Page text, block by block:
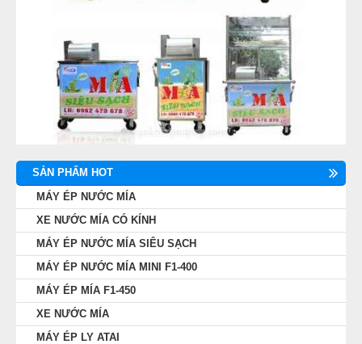
SẢN PHẨM HOT
MÁY ÉP NƯỚC MÍA
XE NƯỚC MÍA CÓ KÍNH
MÁY ÉP NƯỚC MÍA SIÊU SẠCH
MÁY ÉP NƯỚC MÍA MINI F1-400
MÁY ÉP MÍA F1-450
XE NƯỚC MÍA
MÁY ÉP LY ATAI